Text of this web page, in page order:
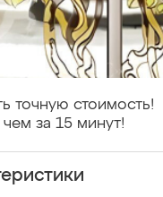
точную стоимость!
за 15 минут!